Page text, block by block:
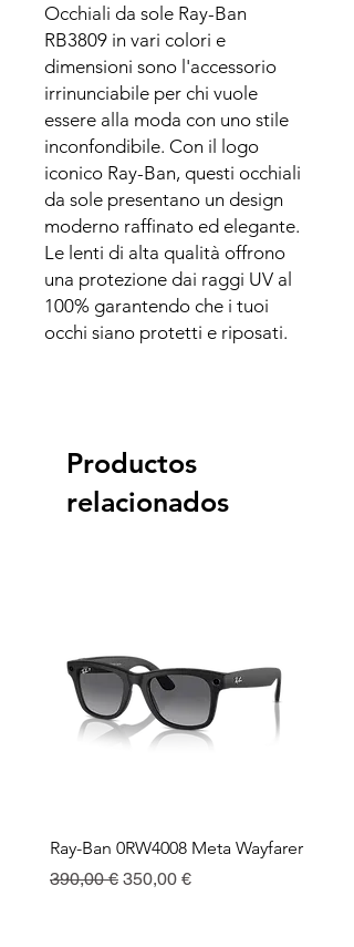
Occhiali da sole Ray-Ban
RB3809 in vari colori e
dimensioni sono l'accessorio
irrinunciabile per chi vuole
essere alla moda con uno stile
inconfondibile. Con il logo
iconico Ray-Ban, questi occhiali
da sole presentano un design
moderno raffinato ed elegante.
Le lenti di alta qualità offrono
una protezione dai raggi UV al
100% garantendo che i tuoi
occhi siano protetti e riposati.
Productos
relacionados
Ray-Ban 0RW4008 Meta Wayfarer
Precio
390,00 € Precio de oferta
350,00 €